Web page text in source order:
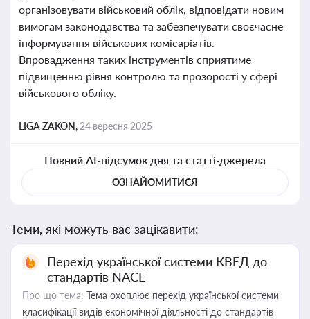
організовувати військовий облік, відповідати новим
вимогам законодавства та забезпечувати своєчасне
інформування військових комісаріатів.
Впровадження таких інструментів сприятиме
підвищенню рівня контролю та прозорості у сфері
військового обліку.
LIGA ZAKON, 24 вересня 2025
Повний AI-підсумок дня та статті-джерела
ОЗНАЙОМИТИСЯ
Теми, які можуть вас зацікавити:
Перехід української системи КВЕД до
стандартів NACE
Про що тема: Тема охоплює перехід української системи
класифікації видів економічної діяльності до стандартів